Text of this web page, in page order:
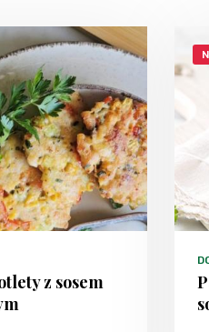
z sosem